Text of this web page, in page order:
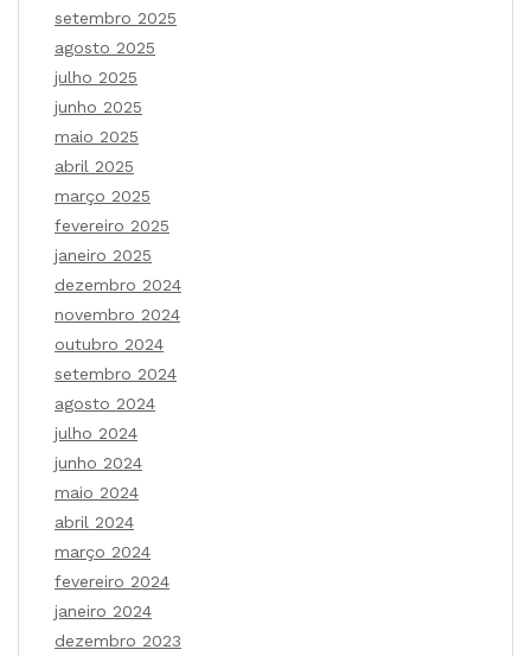
setembro 2025
agosto 2025
julho 2025
junho 2025
maio 2025
abril 2025
março 2025
fevereiro 2025
janeiro 2025
dezembro 2024
novembro 2024
outubro 2024
setembro 2024
agosto 2024
julho 2024
junho 2024
maio 2024
abril 2024
março 2024
fevereiro 2024
janeiro 2024
dezembro 2023